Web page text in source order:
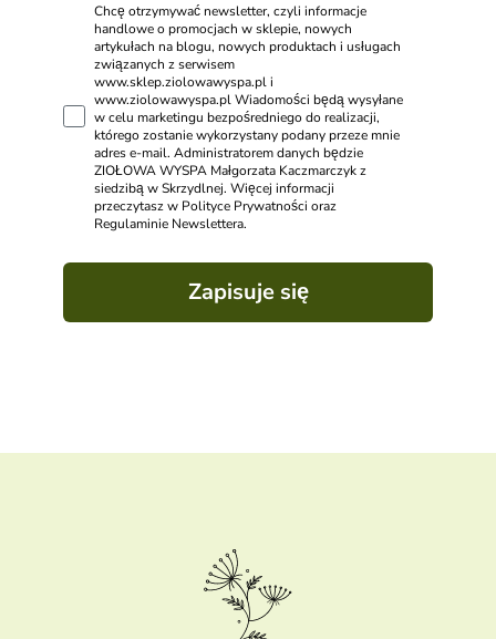
Chcę otrzymywać newsletter, czyli informacje
handlowe o promocjach w sklepie, nowych
artykułach na blogu, nowych produktach i usługach
związanych z serwisem
www.sklep.ziolowawyspa.pl i
www.ziolowawyspa.pl Wiadomości będą wysyłane
w celu marketingu bezpośredniego do realizacji,
którego zostanie wykorzystany podany przeze mnie
adres e-mail. Administratorem danych będzie
ZIOŁOWA WYSPA Małgorzata Kaczmarczyk z
siedzibą w Skrzydlnej. Więcej informacji
przeczytasz w Polityce Prywatności oraz
Regulaminie Newslettera.
Zapisuje się